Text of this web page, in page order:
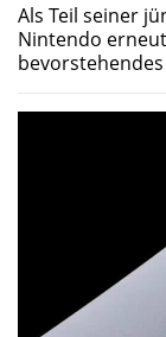
Als Teil seiner
Nintendo